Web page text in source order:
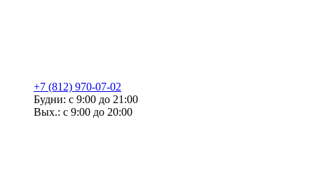
+7 (812) 970-07-02
Будни: с 9:00 до 21:00
Вых.: с 9:00 до 20:00